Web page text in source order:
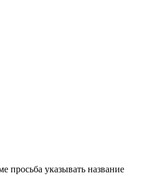
указывать название